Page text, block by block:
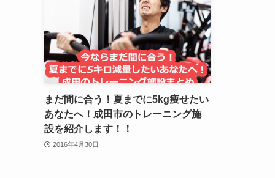
まだ間に合う！夏までに5kg痩せたい
あなたへ！成田市のトレーニング施
設を紹介します！！
2016年4月30日